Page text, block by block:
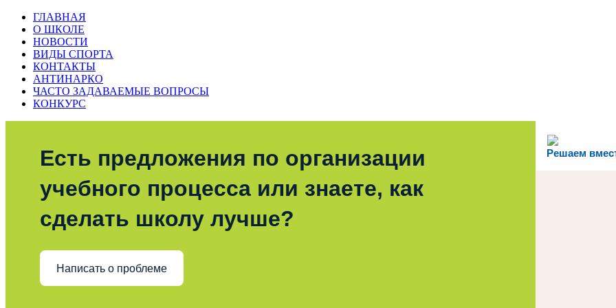
ГЛАВНАЯ
О ШКОЛЕ
НОВОСТИ
ВИДЫ СПОРТА
КОНТАКТЫ
АНТИНАРКО
ЧАСТО ЗАДАВАЕМЫЕ ВОПРОСЫ
КОНКУРС
Решаем
Есть предложения по организации
учебного процесса или знаете, как
сделать школу лучше?
Написать о проблеме